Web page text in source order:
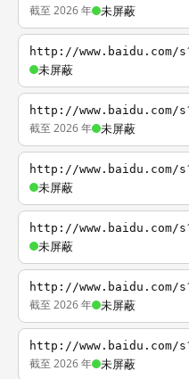
截至 2026 年 未屏蔽
http://www.baidu.com/
未屏蔽
http://www.baidu.com/
截至 2026 年 未屏蔽
http://www.baidu.com/
未屏蔽
http://www.baidu.com/
未屏蔽
http://www.baidu.com/
截至 2026 年 未屏蔽
http://www.baidu.com/
截至 2026 年 未屏蔽